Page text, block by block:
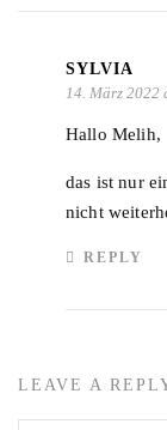
SYLVIA
14. März 2022
Hallo Melih,
das ist nur
nicht
REPLY
LEAVE A